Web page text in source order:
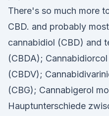
There's so much more
CBD. and probably
cannabidiol (CBD) and
(CBDA);
(CBDV);
(CBG); Cannabigerol
Hauptunterschiede